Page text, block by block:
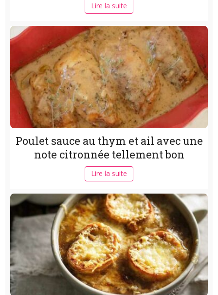
Lire la suite
Poulet sauce au thym et ail avec une
note citronnée tellement bon
Lire la suite